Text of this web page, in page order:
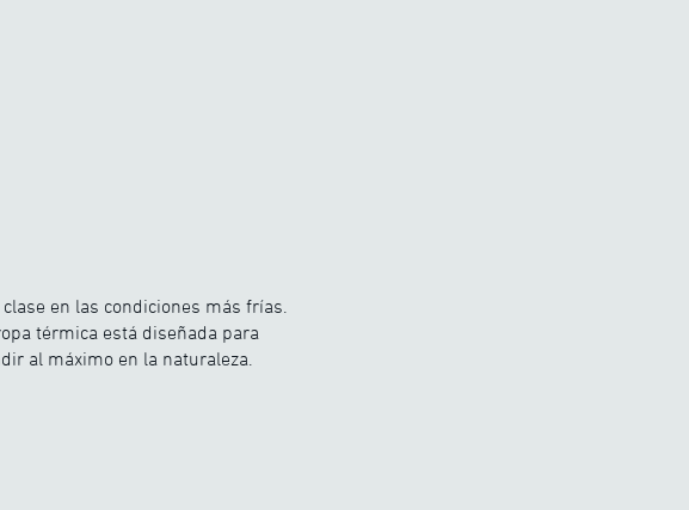
en las condiciones más frías.
térmica está diseñada para
al máximo en la naturaleza.